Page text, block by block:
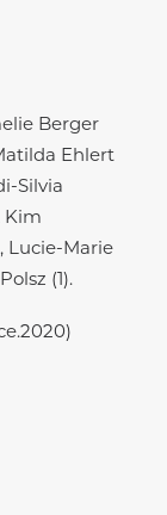
Berger
Ehlert
Silvia
Kim
Lucie-Marie
(1).